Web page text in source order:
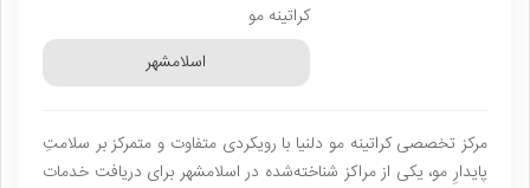
کراتینه مو
اسلامشهر
مرکز تخصصی کراتینه مو دلنیا با رویکردی متفاوت و متمرکز بر سلامتِ
پایدارِ مو، یکی از مراکز شناخته‌شده در اسلامشهر برای دریافت خدمات